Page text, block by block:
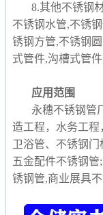
8.其他不锈钢
不锈钢水管,不锈
锈钢方管,不锈钢
式管件,沟槽式管
应用范围
永穗不锈钢管
造工程，水务工
卫浴管、不锈钢
五金配件不锈钢
锈钢管,商业展具